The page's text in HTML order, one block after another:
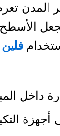
المدن
الأسطح
داخل
أجهزة